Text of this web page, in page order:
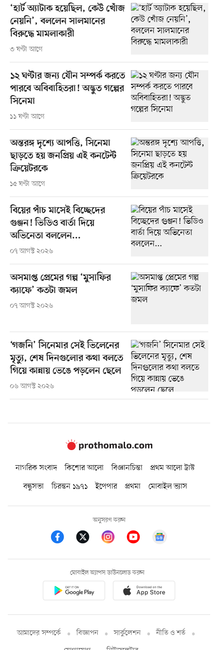
‘হার্ট অ্যাটাক হয়েছিল, কেউ খোঁজ
নেয়নি’, বললেন সালমানের
বিরুদ্ধে মামলাকারী
৩ ঘণ্টা আগে
১২ ঘণ্টার জন্য যৌন সম্পর্ক করতে
পারবে অবিবাহিতরা! অদ্ভুত গল্পের
সিনেমা
১১ ঘণ্টা আগে
অন্তরঙ্গ দৃশ্যে আপত্তি, সিনেমা
ছাড়তে হয় জনপ্রিয় এই কনটেন্ট
ক্রিয়েটরকে
১৫ ঘণ্টা আগে
বিয়ের পাঁচ মাসেই বিচ্ছেদের
গুঞ্জন! ভিডিও বার্তা দিয়ে
অভিনেতা বললেন...
০৭ আগস্ট ২০২৬
অসমাপ্ত প্রেমের গল্প ‘মুসাফির
ক্যাফে’ কতটা জমল
০৭ আগস্ট ২০২৬
‘গজনি’ সিনেমার সেই ভিলেনের
মৃত্যু, শেষ দিনগুলোর কথা বলতে
গিয়ে কান্নায় ভেঙে পড়লেন ছেলে
০৬ আগস্ট ২০২৬
নাগরিক সংবাদ কিশোর আলো বিজ্ঞানচিন্তা
প্রথম আলো ট্রাস্ট
বন্ধুসভা
চিরন্তন ১৯৭১ ইপেপার প্রথমা মোবাইল ভ্যাস
অনুসরণ করুন
মোবাইল অ্যাপস ডাউনলোড করুন
আমাদের সম্পর্কে বিজ্ঞাপন সার্কুলেশন
নীতি ও শর্ত